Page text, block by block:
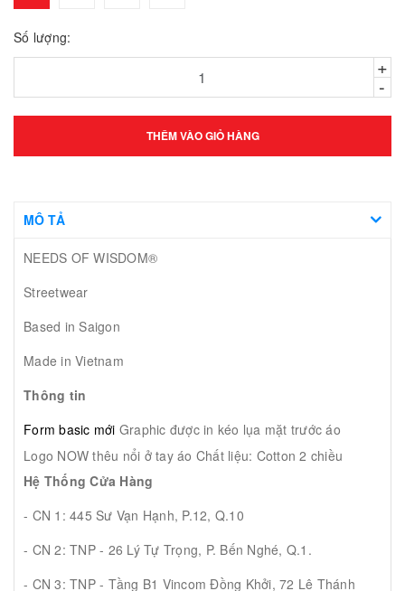
Số lượng:
+
-
THÊM VÀO GIỎ HÀNG
MÔ TẢ
NEEDS OF WISDOM®
Streetwear
Based in Saigon
Made in Vietnam
Thông tin
Form basic mới Graphic được in kéo lụa mặt trước áo
Logo NOW thêu nổi ở tay áo Chất liệu: Cotton 2 chiều
Hệ Thống Cửa Hàng
- CN 1: 445 Sư Vạn Hạnh, P.12, Q.10
- CN 2: TNP - 26 Lý Tự Trọng, P. Bến Nghé, Q.1.
- CN 3: TNP - Tầng B1 Vincom Đồng Khởi, 72 Lê Thánh